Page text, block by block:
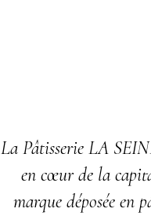
La Pâtisserie LA
en cœur de la
marque déposée en